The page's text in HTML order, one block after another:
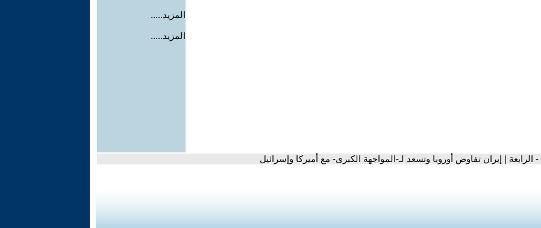
المزيد.....
المزيد.....
- الرابعة | إيران تفاوض أوروبا وتسعد لـ-المواجهة الكبرى- مع أميركا وإسرائيل